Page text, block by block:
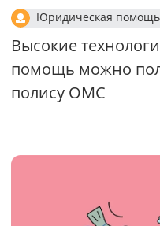
Юридическая помощь
Высокие
помощь можно
полису ОМС